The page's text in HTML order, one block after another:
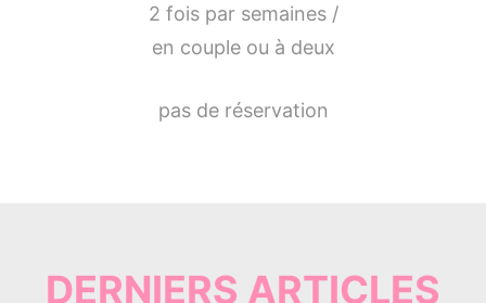
2 fois par semaines /
en couple ou à deux
pas de réservation
DERNIERS ARTICLES